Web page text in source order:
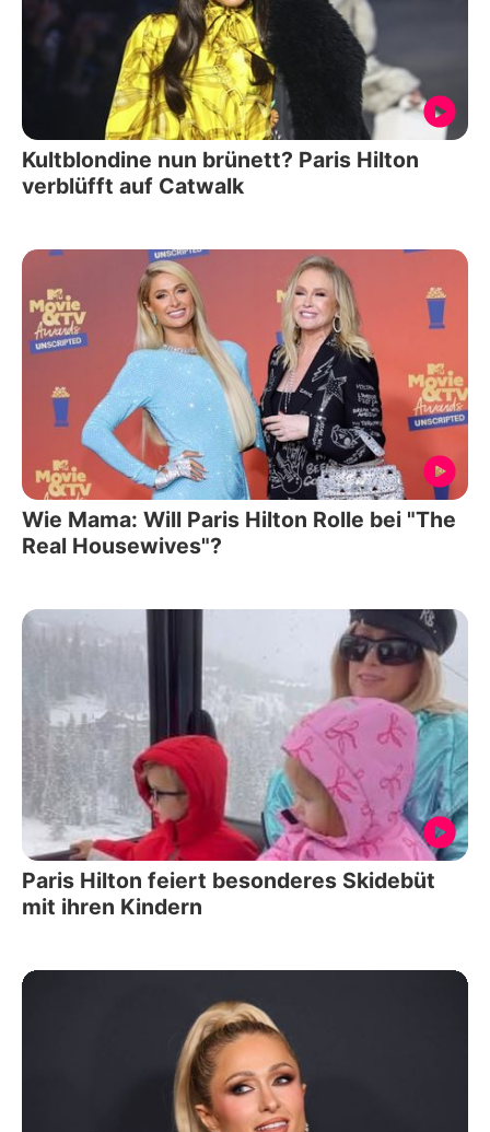
Kultblondine nun brünett? Paris Hilton
verblüfft auf Catwalk
Wie Mama: Will Paris Hilton Rolle bei "The
Real Housewives"?
Paris Hilton feiert besonderes Skidebüt
mit ihren Kindern